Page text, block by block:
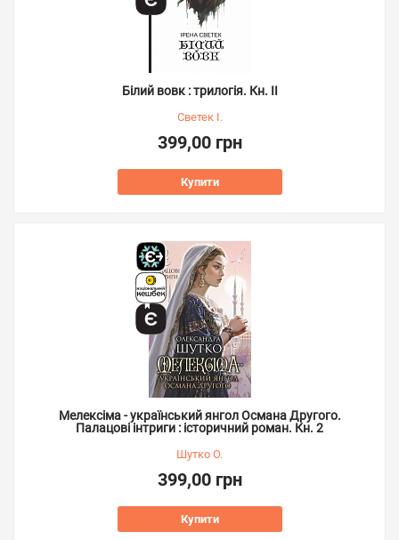
Білий вовк : трилогія. Кн. ІІ
Светек І.
399,00 грн
Купити
Мелексіма - український янгол Османа Другого.
Палацові інтриги : історичний роман. Кн. 2
Шутко О.
399,00 грн
Купити